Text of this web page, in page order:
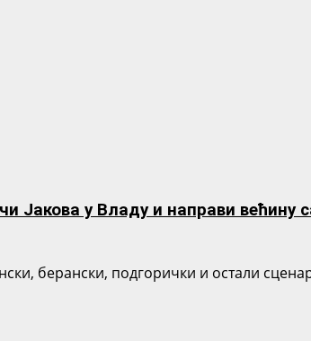
Јакова у Владу и направи већину
берански, подгорички и остали